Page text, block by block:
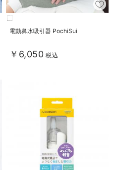
電動鼻水吸引器 PochiSui
￥6,050 税込